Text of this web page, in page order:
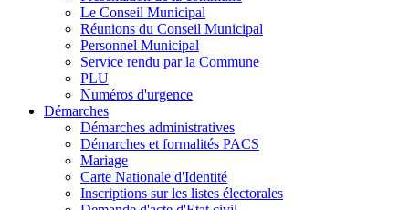
Le Conseil Municipal
Réunions du Conseil Municipal
Personnel Municipal
Service rendu par la Commune
PLU
Numéros d'urgence
Démarches
Démarches administratives
Démarches et formalités PACS
Mariage
Carte Nationale d'Identité
Inscriptions sur les listes électorales